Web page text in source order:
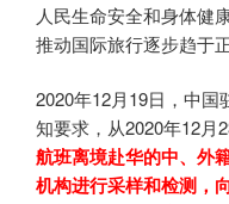
人民生命安全和身体健
推动国际旅行逐步趋于正
2020年12月19日，中国
知要求，从2020年12月
航班离境赴华的中、外
机构进行采样和检测，